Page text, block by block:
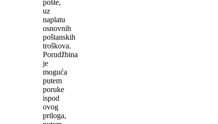
pošte,
uz
naplatu
osnovnih
poštanskih
troškova.
Porudžbina
je
moguća
putem
poruke
ispod
ovog
priloga,